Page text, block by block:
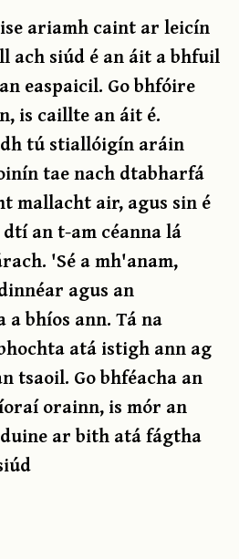
ariamh caint ar leicín
ach siúd é an áit a bhfuil
easpaicil. Go bhfóire
is caillte an áit é.
tú stiallóigín aráin
tae nach dtabharfá
mallacht air, agus sin é
an t-am céanna lá
'Sé a mh'anam,
agus an
a bhíos ann. Tá na
atá istigh ann ag
tsaoil. Go bhféacha an
orainn, is mór an
ar bith atá fágtha